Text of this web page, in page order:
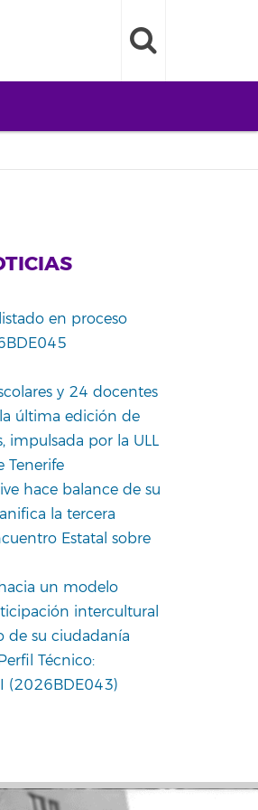
en proceso
y 24 docentes
última edición de
impulsada por la ULL
Tenerife
hace balance de su
la tercera
Estatal sobre
un modelo
intercultural
de su ciudadanía
Técnico:
(2026BDE043)